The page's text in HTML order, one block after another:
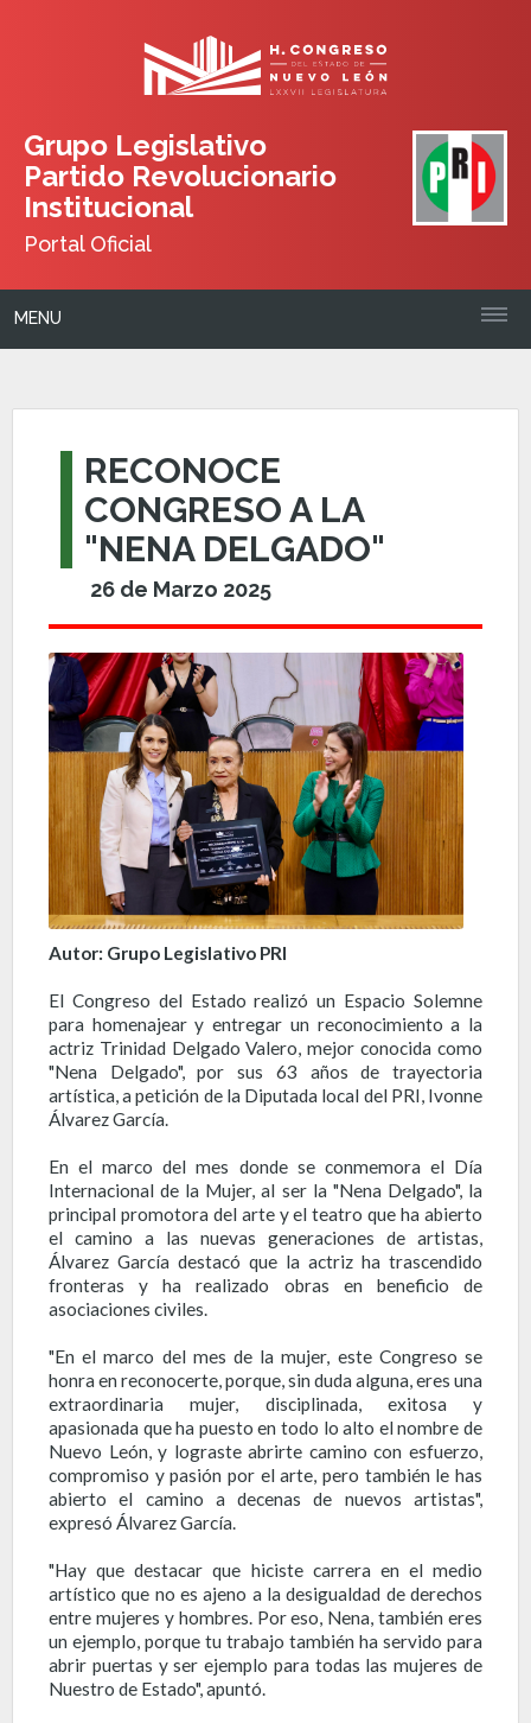
Grupo Legislativo
Partido Revolucionario
Institucional
Portal Oficial
MENU
RECONOCE
CONGRESO A LA
"NENA DELGADO"
26 de Marzo 2025
Autor: Grupo Legislativo PRI
El Congreso del Estado realizó un Espacio Solemne
para homenajear y entregar un reconocimiento a la
actriz Trinidad Delgado Valero, mejor conocida como
"Nena Delgado", por sus 63 años de trayectoria
artística, a petición de la Diputada local del PRI, Ivonne
Álvarez García.
En el marco del mes donde se conmemora el Día
Internacional de la Mujer, al ser la "Nena Delgado", la
principal promotora del arte y el teatro que ha abierto
el camino a las nuevas generaciones de artistas,
Álvarez García destacó que la actriz ha trascendido
fronteras y ha realizado obras en beneficio de
asociaciones civiles.
"En el marco del mes de la mujer, este Congreso se
honra en reconocerte, porque, sin duda alguna, eres una
extraordinaria mujer, disciplinada, exitosa y
apasionada que ha puesto en todo lo alto el nombre de
Nuevo León, y lograste abrirte camino con esfuerzo,
compromiso y pasión por el arte, pero también le has
abierto el camino a decenas de nuevos artistas",
expresó Álvarez García.
"Hay que destacar que hiciste carrera en el medio
artístico que no es ajeno a la desigualdad de derechos
entre mujeres y hombres. Por eso, Nena, también eres
un ejemplo, porque tu trabajo también ha servido para
abrir puertas y ser ejemplo para todas las mujeres de
Nuestro de Estado", apuntó.